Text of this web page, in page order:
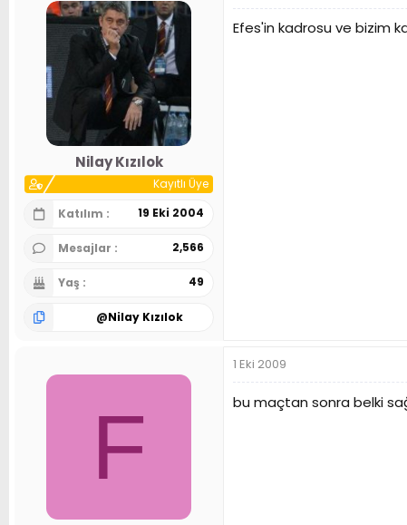
Nilay Kızılok
Kayıtlı Üye
Katılım
19 Eki 2004
Mesajlar 2,566
Yaş 49
@Nilay Kızılok
Efes'in kadrosu ve bizim
F
1 Eki 2009
bu maçtan sonra belki